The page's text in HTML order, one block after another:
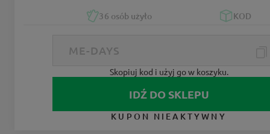
36 osób użyło KOD
Skopiuj kod i użyj go w koszyku.
IDŹ DO SKLEPU
KUPON NIEAKTYWNY